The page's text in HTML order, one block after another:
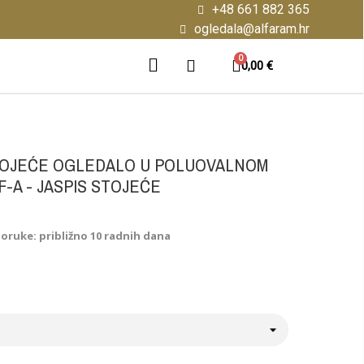
+48 661 882 365
ogledala@alfaram.hr
0,00 €
OGLEDALO U POLUOVALNOM
A - JASPIS STOJEĆE
približno 10 radnih dana